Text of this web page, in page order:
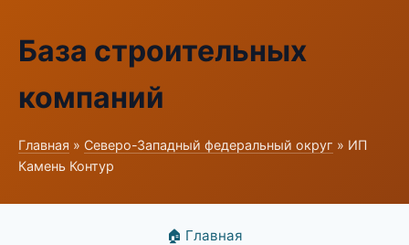
База строительных
компаний
Главная » Северо-Западный федеральный округ » ИП
Камень Контур
🏠 Главная